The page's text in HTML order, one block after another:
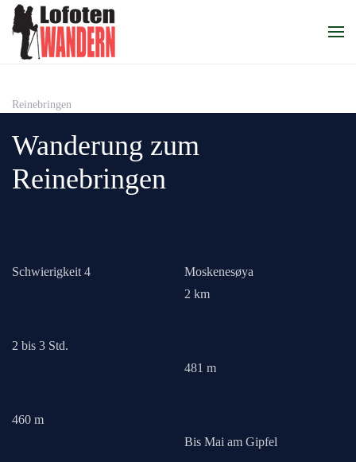
Zum Hauptinhalt springen
Reinebringen
Wanderung zum
Reinebringen
Schwierigkeit 4 Moskenesøya
2 bis 3 Std.
2 km
460 m
481 m
Bis Mai am Gipfel